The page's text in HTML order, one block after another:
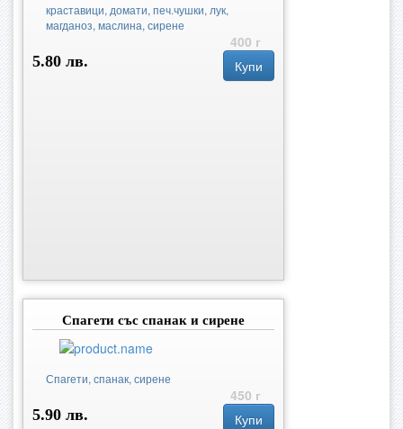
краставици, домати, печ.чушки, лук,
магданоз, маслина, сирене
400 г
5.80 лв.
Купи
Спагети със спанак и сирене
Спагети, спанак, сирене
450 г
5.90 лв.
Купи